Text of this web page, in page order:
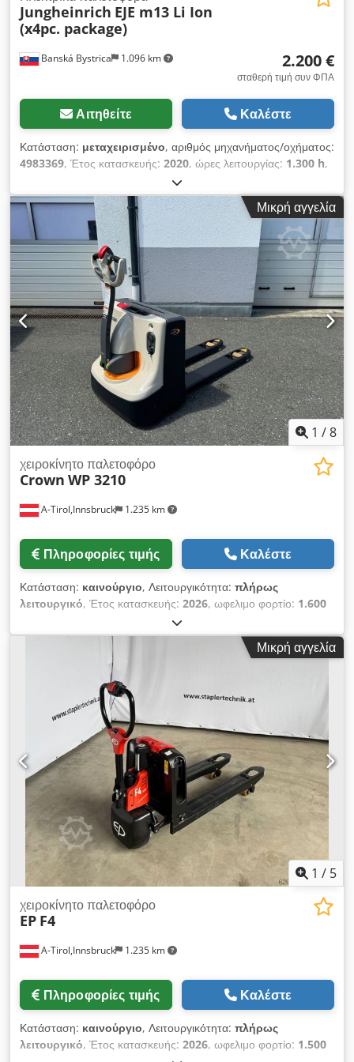
Banská Bystrica 1.096 km
Jungheinrich EJE m13 Li Ion
(x4pc. package)
2.200 €
σταθερή τιμή συν ΦΠΑ
Αιτηθείτε Καλέστε
Κατάσταση: μεταχειρισμένο, αριθμός μηχανήματος/οχήματος:
4983369, Έτος κατασκευής: 2020, ώρες λειτουργίας: 1.300 h,
, τύπος καυσίμου:
τύπος ιστού:άλλο, Δυνατότητα διεθνούς μεταφοράς/
Διαθέσιμη διεθνής παράδοση. Dsdpfx Akexitnwj DowaΜικρή αγγελία
1 /8
A-Tirol,Innsbruck 1.235 km
χειροκίνητο παλετοφόρο
Crown WP 3210
Πληροφορίες τιμής Καλέστε
Κατάσταση: καινούργιο, Λειτουργικότητα: πλήρως
λειτουργικό, Έτος κατασκευής: 2026, ωφελιμο φορτίο: 1.600
ηλεκτρικός
χιλ., μήκος περονών:1.150 χιλ., κενό βάρος:450 κιλ,
1.650 χιλ.
, τύπος μετάδοσης κίνησης:
, πλάτος κατασκευής:
χαμηλού ύψους Πλάτος πιρουνιού: 170 χιλ. Πάχος πιρουνιού:
74 χιλ. Κατάσταση: Καινούργιο Τεχνική κατάσταση: Καινούργιο
Τύπος ελαστικού μπροστά: Vulkollan Τύπος ελαστικού πίσω:
Vulkollan Τάση μπαταρίας: 24V Χωρητικότητα μπαταρίας:
150Ah Τύπος μπαταρίας: PzS Dwedpfx Akezrizre Doa Έτος
κατασκευής μπαταρίας: 2026 Κατάσταση μπαταρίας:
Καινούργια
Μικρή αγγελία
1 / 5
A-Tirol,Innsbruck 1.235 km
χειροκίνητο παλετοφόρο
EP F4
Πληροφορίες τιμής Καλέστε
Κατάσταση: καινούργιο, Λειτουργικότητα: πλήρως
λειτουργικό, Έτος κατασκευής: 2026, ωφελιμο φορτίο: 1.500